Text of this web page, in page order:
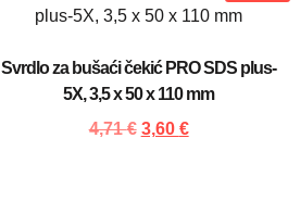
Svrdlo za bušaći čekić PRO SDS plus-
5X, 3,5 x 50 x 110 mm
4,71€ 3,60 €